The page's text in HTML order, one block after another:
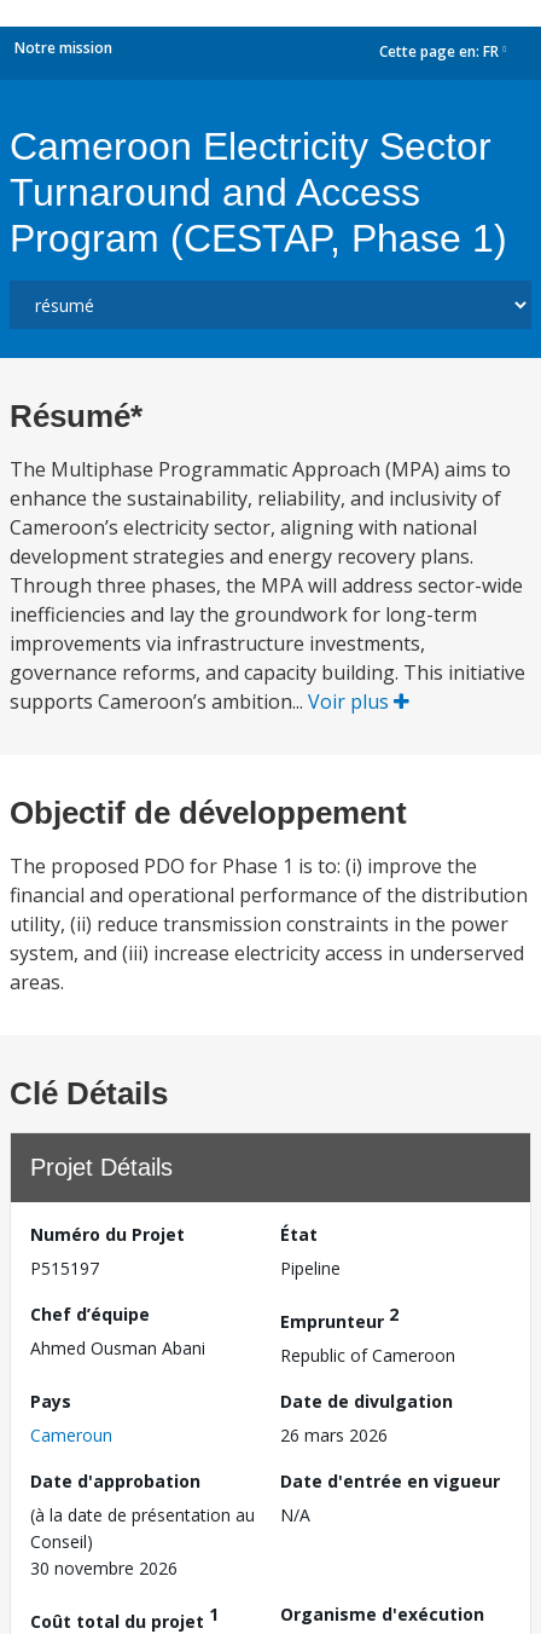
Notre mission Cette page en: FR
Cameroon Electricity Sector
Turnaround and Access
Program (CESTAP, Phase 1)
Résumé*
The Multiphase Programmatic Approach (MPA) aims to
enhance the sustainability, reliability, and inclusivity of
Cameroon’s electricity sector, aligning with national
development strategies and energy recovery plans.
Through three phases, the MPA will address sector-wide
inefficiencies and lay the groundwork for long-term
improvements via infrastructure investments,
governance reforms, and capacity building. This initiative
supports Cameroon’s ambition... Voir plus
Objectif de développement
The proposed PDO for Phase 1 is to: (i) improve the
financial and operational performance of the distribution
utility, (ii) reduce transmission constraints in the power
system, and (iii) increase electricity access in underserved
areas.
Clé Détails
Projet Détails
Numéro du Projet
P515197
État
Pipeline
Chef d’équipe
Ahmed Ousman Abani
Emprunteur 2
Republic of Cameroon
Pays
Cameroun
Date de divulgation
26 mars 2026
Date d'approbation
(à la date de présentation au
Conseil)
30 novembre 2026
Date d'entrée en vigueur
N/A
Coût total du projet 1
Organisme d'exécution